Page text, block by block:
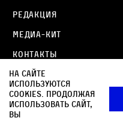
Редакция
Медиа-кит
Контакты
Политика в отношении
данных
Политика обработки
На сайте
используются
cookies. Продолжая
использовать сайт,
вы